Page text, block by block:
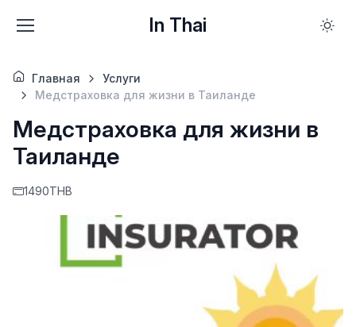
In Thai
Главная
Услуги
Медстраховка для жизни в Таиланде
Медстраховка для жизни в
Таиланде
1490THB